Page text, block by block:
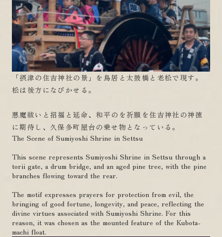
「摂津の住吉神社の景」を鳥居と太鼓橋と老松で現す。
松は後方になびかせる。
悪魔祓いと招福と延命、和平のを祈願を住吉神社の神徳
に期待し、久保多町屋台の乗せ物となっている。
The Scene of Sumiyoshi Shrine in Settsu
This scene represents Sumiyoshi Shrine in Settsu through a
torii gate, a drum bridge, and an aged pine tree, with the pine
branches flowing toward the rear.
The motif expresses prayers for protection from evil, the
bringing of good fortune, longevity, and peace, reflecting the
divine virtues associated with Sumiyoshi Shrine. For this
reason, it was chosen as the mounted feature of the Kubota-
machi float.